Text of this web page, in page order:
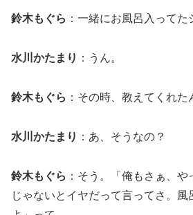
鈴木もぐら ：一緒にお風呂入って
水川かたまり ：うん。
鈴木もぐら ：その時、教えてくれた
水川かたまり ：あ、そうなの？
鈴木もぐら ：そう。「俺もさぁ、
じゃないとイヤだって言ってさ。